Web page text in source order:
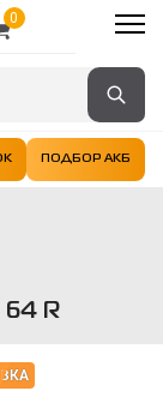
0
ПОДБОР АКБ
64 R